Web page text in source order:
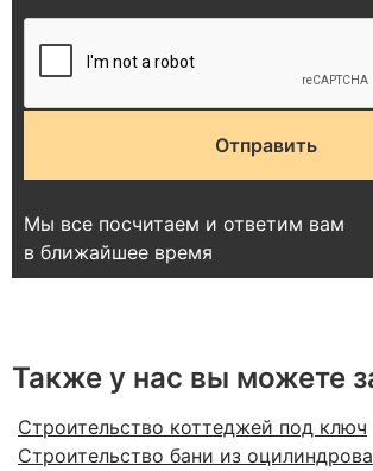
Мы все посчитаем и ответим вам
в ближайшее время
Также у нас вы можете
Строительство коттеджей под ключ
Строительство бани из